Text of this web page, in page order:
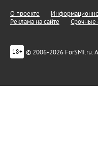
О проекте
Реклама на сайте
Срочные
18+ © 2006-2026 ForSMI.ru.